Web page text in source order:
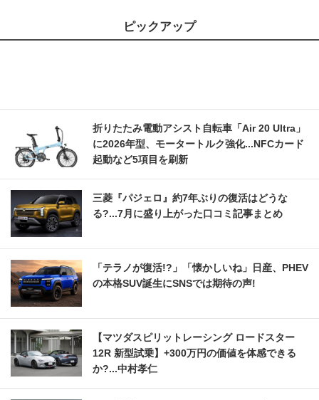
ピックアップ
折りたたみ電動アシスト自転車「Air 20 Ultra」
に2026年型、モータートルク強化...NFCカード
起動など5項目を刷新
三菱『パジェロ』約7年ぶりの復活はどうな
る?...7月に盛り上がった口コミ記事まとめ
「テラノが復活!?」「懐かしいね」日産、PHEV
の本格SUV誕生にSNSでは期待の声!
【マツダスピリットレーシング ロードスター
12R 新型試乗】+300万円の価値を体感できる
か?...中村孝仁